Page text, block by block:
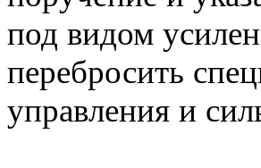
под видом
перебросить
управления и